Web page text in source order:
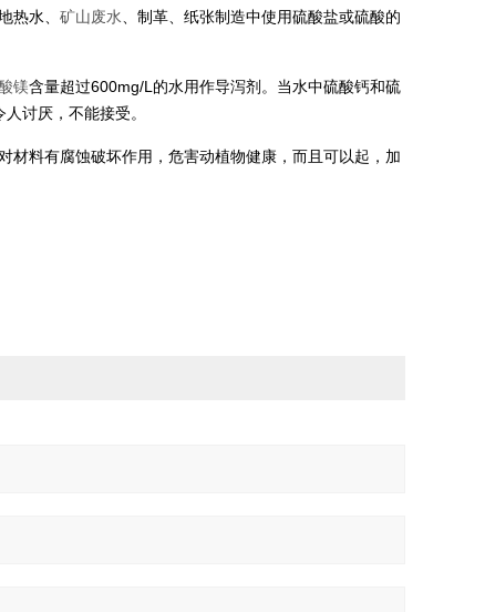
热水、 矿山废水 、制革、纸张制造中使用硫酸盐或硫酸的
镁含量超过600mg/L的水用作导泻剂。当水中硫酸钙和硫
讨厌，不能接受。
对材料有腐蚀破坏作用，危害动植物健康，而且可以起 ，加